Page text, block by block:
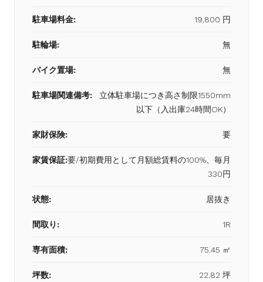
駐車場料金: 19,800 円
駐輪場: 無
バイク置場: 無
駐車場関連備考:
立体駐車場につき高さ制限1550mm
以下（入出庫24時間OK）
家財保険: 要
家賃保証:要/初期費用として月額総賃料の100%、毎月
330円
状態: 居抜き
間取り: 1R
専有面積: 75.45 ㎡
坪数: 22.82 坪